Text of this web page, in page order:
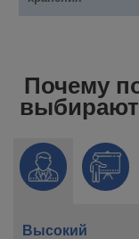
Почему
Высокий